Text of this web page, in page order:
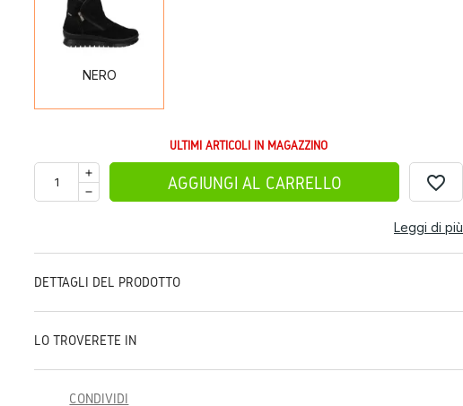
NERO
ULTIMI ARTICOLI IN MAGAZZINO
AGGIUNGI AL CARRELLO favorite_border
Leggi di più
DETTAGLI DEL PRODOTTO
LO TROVERETE IN
CONDIVIDI